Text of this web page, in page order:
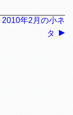
2010年2月の小ネ
タ